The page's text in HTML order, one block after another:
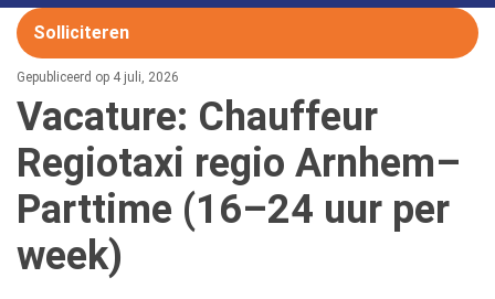
Solliciteren
Gepubliceerd op 4 juli, 2026
Vacature: Chauffeur
Regiotaxi regio Arnhem–
Parttime (16–24 uur per
week)